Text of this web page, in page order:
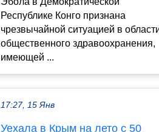
Республике Конго признана
чрезвычайной ситуацией в
общественного здравоохранения,
имеющей ...
17:27, 15 Янв
Уехала в Крым на лето с 50